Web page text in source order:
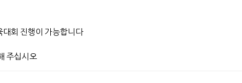
회 진행이 가능합니다
주십시오